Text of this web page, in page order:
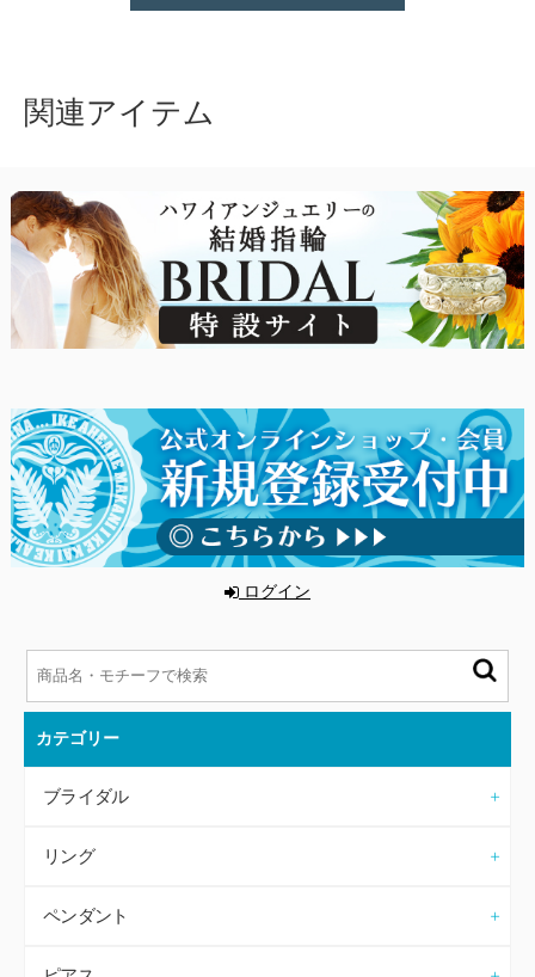
関連アイテム
ログイン
カテゴリー
ブライダル
リング
ペンダント